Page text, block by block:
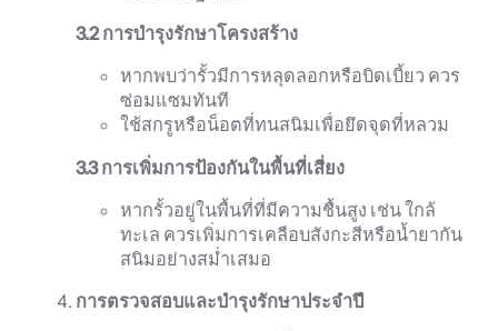
3.2การบำรุงรักษาโครงสร้าง
หากพบว่ารั้วมีการหลุดลอกหรือบิดเบี้ยว ควร
ซ่อมแซมทันที
ใช้สกรูหรือน็อตที่ทนสนิมเพื่อยึดจุดที่หลวม
3.3การเพิ่มการป้องกันในพื้นที่เสี่ยง
หากรั้วอยู่ในพื้นที่ที่มีความชื้นสูง เช่น ใกล้
ทะเล ควรเพิ่มการเคลือบสังกะสีหรือน้ำยากัน
สนิมอย่างสม่ำเสมอ
การตรวจสอบและบำรุงรักษาประจำปี